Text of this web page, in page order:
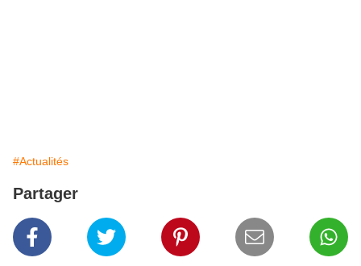
#Actualités
Partager